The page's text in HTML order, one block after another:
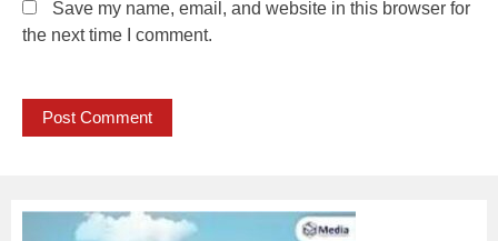
Save my name, email, and website in this browser for
the next time I comment.